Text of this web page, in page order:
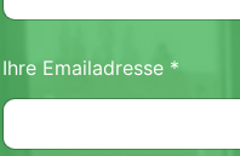
Ihre Emailadresse *